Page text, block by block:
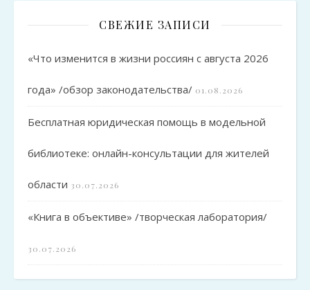
СВЕЖИЕ ЗАПИСИ
«Что изменится в жизни россиян с августа 2026
года» /обзор законодательства/ 01.08.2026
Бесплатная юридическая помощь в модельной
библиотеке: онлайн-консультации для жителей
области 30.07.2026
«Книга в объективе» /творческая лаборатория/
30.07.2026